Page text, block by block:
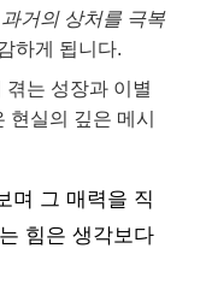
과거의 상처를 극복
하게 됩니다.
겪는 성장과 이별
현실의 깊은 메시
며 그 매력을 직
힘은 생각보다